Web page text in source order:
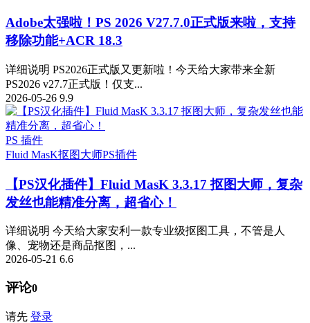
Adobe太强啦！PS 2026 V27.7.0正式版来啦，支持
移除功能+ACR 18.3
详细说明 PS2026正式版又更新啦！今天给大家带来全新
PS2026 v27.7正式版！仅支...
2026-05-26 9.9
PS 插件
Fluid MasK抠图大师PS插件
【PS汉化插件】Fluid MasK 3.3.17 抠图大师，复杂
发丝也能精准分离，超省心！
详细说明 今天给大家安利一款专业级抠图工具，不管是人
像、宠物还是商品抠图，...
2026-05-21 6.6
评论0
请先 登录